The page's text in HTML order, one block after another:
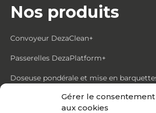
Gérer le consentement
aux cookies
Nos produits
Convoyeur DezaClean+
Passerelles DezaPlatform+
Doseuse pondérale et mise en
Trémie mouvante DezaMouv+